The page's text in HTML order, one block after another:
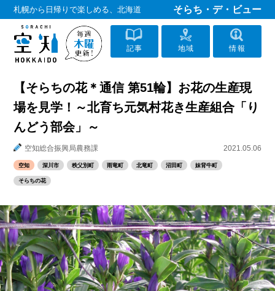
札幌から日帰りで楽しめる、北海道 そらち・デ・ビュー
記事 地域 情報
【そらちの花＊通信 第51輪】お花の生産現
場を見学！～北育ち元気村花き生産組合「り
んどう部会」～
空知総合振興局農務課 2021.05.06
空知 深川市 秩父別町 雨竜町 北竜町 沼田町 妹背牛町
そらちの花